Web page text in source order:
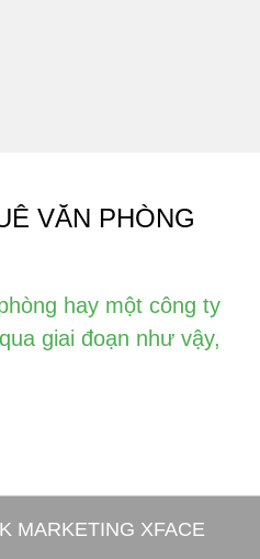
VĂN PHÒNG
hay một công ty
giai đoạn như vậy,
MARKETING XFACE